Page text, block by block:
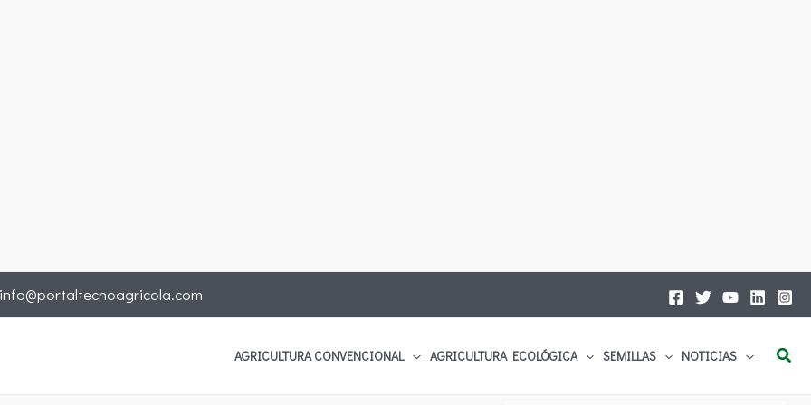
info@portaltecnoagricola.com
AGRICULTURA CONVENCIONAL AGRICULTURA ECOLÓGICA SEMILLAS NOTICIAS